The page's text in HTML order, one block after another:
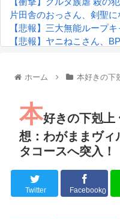
片田舎のおっさん、剣聖
【悲報】三大無能ループ
【悲報】ヤニねこさん、
『進撃の巨人』で一番面
るろうに剣心 -明治剣客浪
同盟、帝国、フェザーン
Powered by livedoor 相
ホーム 本好きの下
本好きの下剋上
想：わがままヴィ
タコースへ突入！
Twitter Facebook0